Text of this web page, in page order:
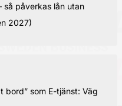
så påverkas lån utan
2027)
bord” som E-tjänst: Väg